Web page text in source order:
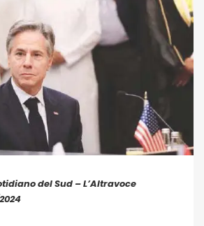
del Sud – L’Altravoce